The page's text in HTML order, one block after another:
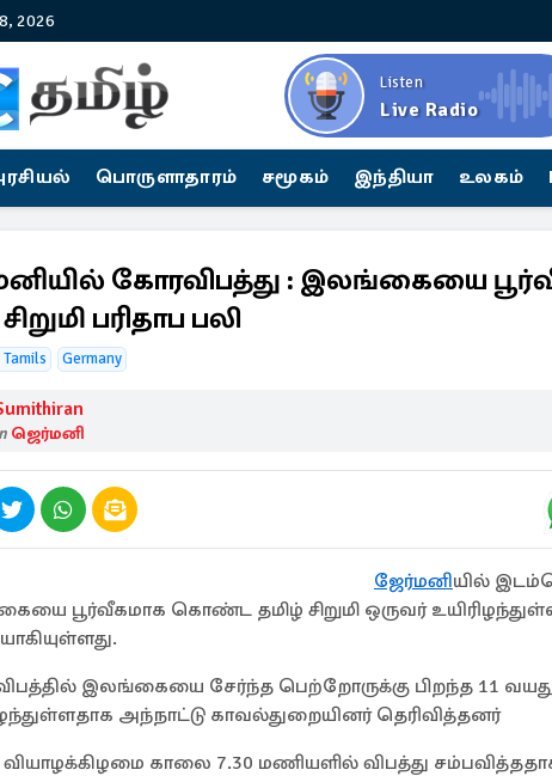
2026
Listen
Live Radio
பொருளாதாரம் சமூகம் இந்தியா உலகம்
கோரவிபத்து : இலங்கையை
பரிதாப பலி
Germany
ஜெர்மனி
ஜேர்மனியில்
பூர்வீகமாக கொண்ட தமிழ் சிறுமி ஒருவர்
இலங்கையை சேர்ந்த பெற்றோருக்கு பிறந்த 11
அந்நாட்டு காவல்துறையினர் தெரிவித்தனர்
காலை 7.30 மணியளில் விபத்து சம்பவித்ததாக